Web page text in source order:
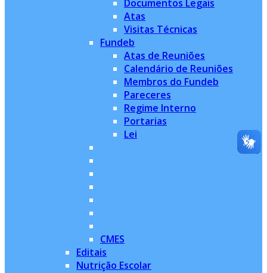
Documentos Legais
Atas
Visitas Técnicas
Fundeb
Atas de Reuniões
Calendário de Reuniões
Membros do Fundeb
Pareceres
Regime Interno
Portarias
Lei
CMES
Editais
Nutrição Escolar